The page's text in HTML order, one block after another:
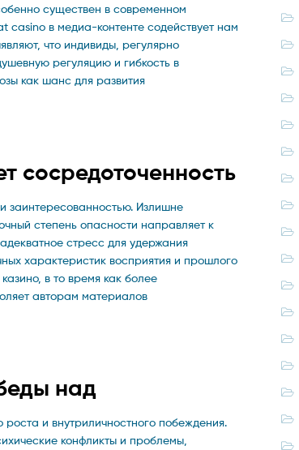
существен в современном
casino в медиа-контенте содействует нам
что индивиды, регулярно
регуляцию и гибкость в
как шанс для развития
сосредоточенность
заинтересованностью. Излишне
степень опасности направляет к
стресс для удержания
характеристик восприятия и прошлого
в то время как более
авторам материалов
над
и внутриличностного побеждения.
конфликты и проблемы,